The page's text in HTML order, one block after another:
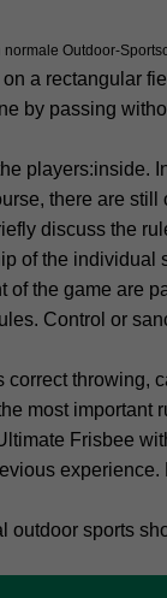
Outdoor-
a rectangular
by passing
players:inside.
there are still
discuss the
of the individual
the game are
Control or
throwing,
most important
Frisbee
outdoor sports